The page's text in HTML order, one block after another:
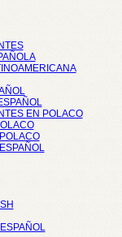
EN POLACO